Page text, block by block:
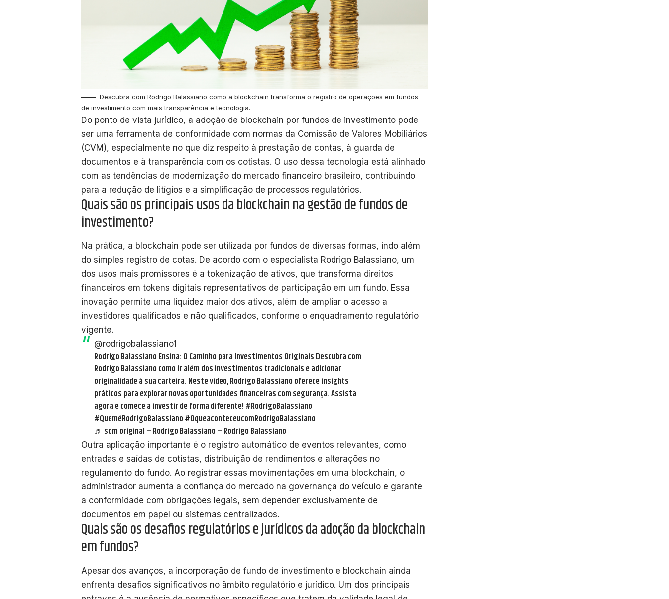
Descubra com Rodrigo Balassiano como a blockchain transforma o registro de operações em fundos
de investimento com mais transparência e tecnologia.
Do ponto de vista jurídico, a adoção de blockchain por fundos de investimento pode
ser uma ferramenta de conformidade com normas da Comissão de Valores Mobiliários
(CVM), especialmente no que diz respeito à prestação de contas, à guarda de
documentos e à transparência com os cotistas. O uso dessa tecnologia está alinhado
com as tendências de modernização do mercado financeiro brasileiro, contribuindo
para a redução de litígios e a simplificação de processos regulatórios.
Quais são os principais usos da blockchain na gestão de fundos de
investimento?
Na prática, a blockchain pode ser utilizada por fundos de diversas formas, indo além
do simples registro de cotas. De acordo com o especialista Rodrigo Balassiano, um
dos usos mais promissores é a tokenização de ativos, que transforma direitos
financeiros em tokens digitais representativos de participação em um fundo. Essa
inovação permite uma liquidez maior dos ativos, além de ampliar o acesso a
investidores qualificados e não qualificados, conforme o enquadramento regulatório
vigente.
@rodrigobalassiano1
Rodrigo Balassiano Ensina: O Caminho para Investimentos Originais Descubra com
Rodrigo Balassiano como ir além dos investimentos tradicionais e adicionar
originalidade à sua carteira. Neste vídeo, Rodrigo Balassiano oferece insights
práticos para explorar novas oportunidades financeiras com segurança. Assista
agora e comece a investir de forma diferente!#RodrigoBalassiano
#QueméRodrigoBalassiano#OqueaconteceucomRodrigoBalassiano
♬ som original – Rodrigo Balassiano – Rodrigo Balassiano
Outra aplicação importante é o registro automático de eventos relevantes, como
entradas e saídas de cotistas, distribuição de rendimentos e alterações no
regulamento do fundo. Ao registrar essas movimentações em uma blockchain, o
administrador aumenta a confiança do mercado na governança do veículo e garante
a conformidade com obrigações legais, sem depender exclusivamente de
documentos em papel ou sistemas centralizados.
Quais são os desafios regulatórios e jurídicos da adoção da blockchain
em fundos?
Apesar dos avanços, a incorporação de fundo de investimento e blockchain ainda
enfrenta desafios significativos no âmbito regulatório e jurídico. Um dos principais